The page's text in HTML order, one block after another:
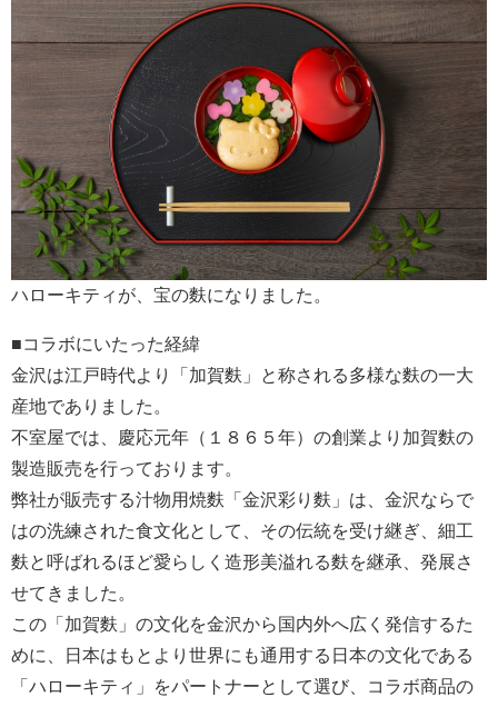
ハローキティが、宝の麩になりました。
■コラボにいたった経緯
金沢は江戸時代より「加賀麩」と称される多様な麩の一大
産地でありました。
不室屋では、慶応元年（１８６５年）の創業より加賀麩の
製造販売を行っております。
弊社が販売する汁物用焼麩「金沢彩り麩」は、金沢ならで
はの洗練された食文化として、その伝統を受け継ぎ、細工
麩と呼ばれるほど愛らしく造形美溢れる麩を継承、発展さ
せてきました。
この「加賀麩」の文化を金沢から国内外へ広く発信するた
めに、日本はもとより世界にも通用する日本の文化である
「ハローキティ」をパートナーとして選び、コラボ商品の